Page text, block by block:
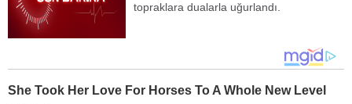
topraklara dualarla uğurlandı.